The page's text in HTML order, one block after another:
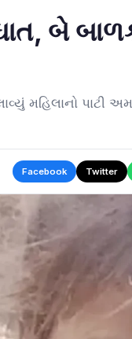
બે
મહિલાનો પાટી
Facebook Twitter